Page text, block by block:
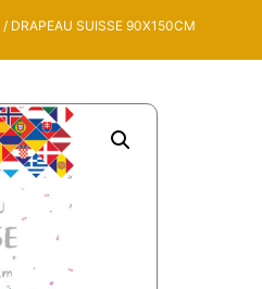
/ DRAPEAU SUISSE 90X150CM